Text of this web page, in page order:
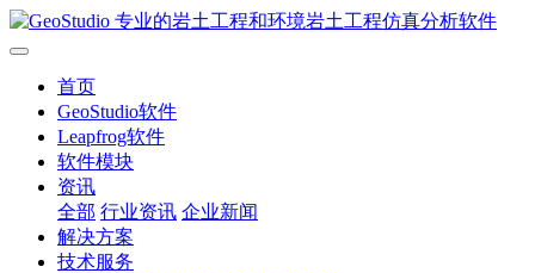
首页
GeoStudio软件
Leapfrog软件
软件模块
资讯
全部 行业资讯 企业新闻
解决方案
技术服务